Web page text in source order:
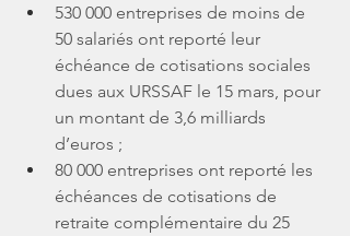
530 000 entreprises de moins de
50 salariés ont reporté leur
échéance de cotisations sociales
dues aux URSSAF le 15 mars, pour
un montant de 3,6 milliards
d’euros ;
80 000 entreprises ont reporté les
échéances de cotisations de
retraite complémentaire du 25